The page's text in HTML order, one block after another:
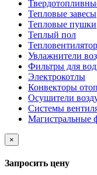
Тепловые завесы
Тепловые пушки
Теплый пол
Увлажнители
Фильтры для
Электрокотлы
Конвекторы
Осушители
Системы
Магистральные
×
Запросить цену